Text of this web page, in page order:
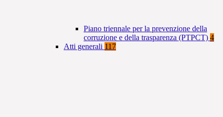
Piano triennale per la prevenzione della
corruzione e della trasparenza (PTPCT) 4
Atti generali 117